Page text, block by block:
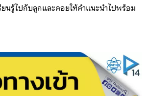
ยนรู้ไปกับลูกและคอยให้คำแนะนำไปพร้อม